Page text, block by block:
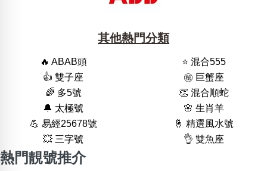
其他熱門分類
🔥 ABAB頭
⭐️ 混合555
👍 雙子座
㊙️ 巨蟹座
🌈 多5號
👏 混合順蛇
🔔 太極號
🌸 生肖羊
💪 易經25678號
🤞 精選風水號
💥 三字號
👌 雙魚座
熱門靚號推介